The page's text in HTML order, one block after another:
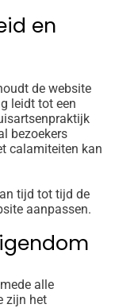
en
de website
leidt tot een
bezoekers
calamiteiten kan
tijd tot tijd de
aanpassen.
alle
zijn het